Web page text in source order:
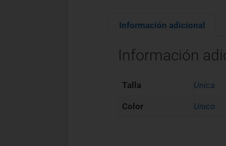
Información adicional
Información
Talla Unica
Color Unico